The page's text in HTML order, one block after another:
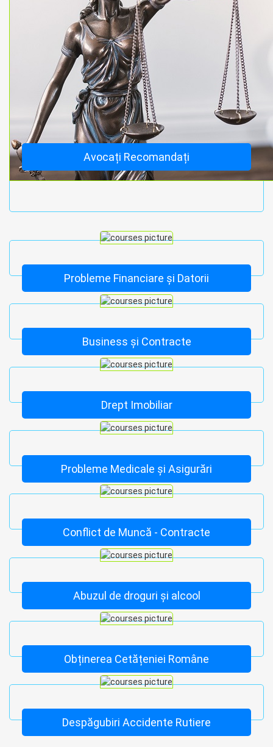
Avocați Recomandați
Probleme Financiare și Datorii
Business și Contracte
Drept Imobiliar
Probleme Medicale și Asigurări
Conflict de Muncă - Contracte
Abuzul de droguri și alcool
Obținerea Cetățeniei Române
Despăgubiri Accidente Rutiere